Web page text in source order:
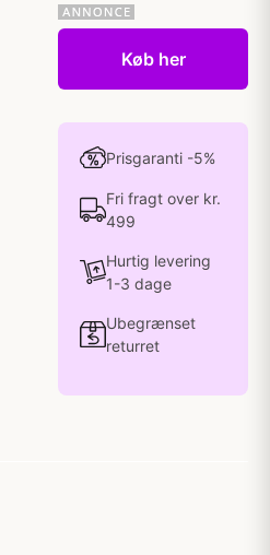
Køb her
Prisgaranti -5%
Fri fragt over kr.
499
Hurtig levering
1-3 dage
Ubegrænset
returret